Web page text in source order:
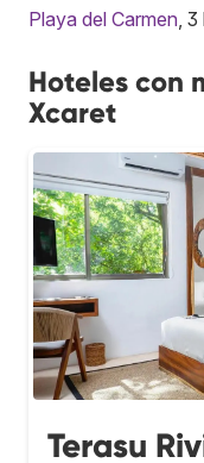
Playa del Carmen ,
Hoteles con
Xcaret
Terasu